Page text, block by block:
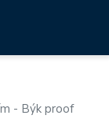
- Býk proof